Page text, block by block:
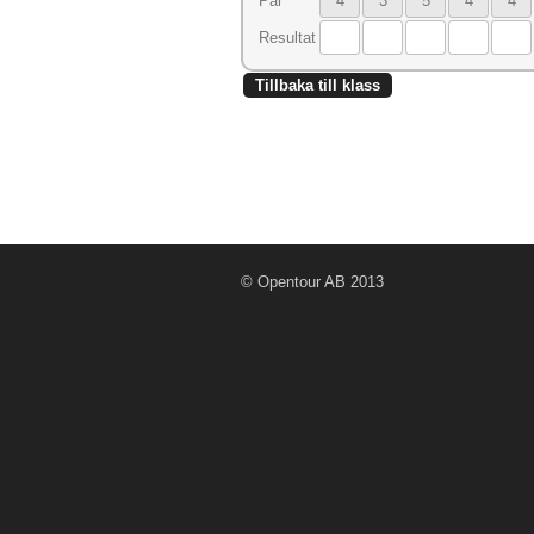
Resultat
Tillbaka till klass
© Opentour AB 2013